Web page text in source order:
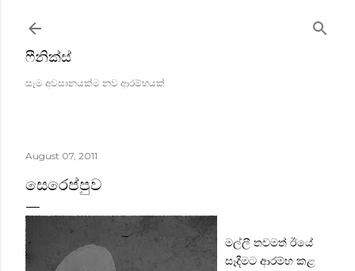
ෆීනික්ස්
සෑම අවසානයක්ම නව ආරම්භයක්
August 07, 2011
සෙරෙප්පුව
මල්ලී තවමත් ඊයේ
සෑදීමට ආරම්භ කළ